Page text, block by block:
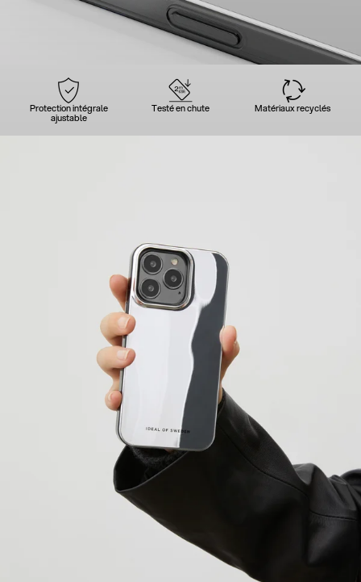
Protection intégrale
ajustable
Testé en chute Matériaux recyclés